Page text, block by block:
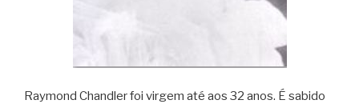
Raymond Chandler foi virgem até aos 32 anos. É sabido